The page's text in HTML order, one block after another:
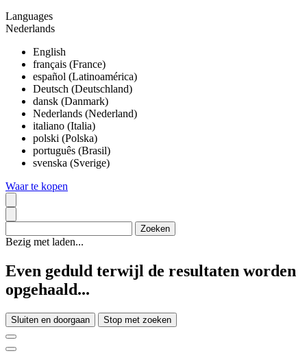
Languages
Nederlands
English
français (France)
español (Latinoamérica)
Deutsch (Deutschland)
dansk (Danmark)
Nederlands (Nederland)
italiano (Italia)
polski (Polska)
português (Brasil)
svenska (Sverige)
Waar te kopen
Bezig met laden...
Even geduld terwijl de resultaten worden
opgehaald...
Sluiten en doorgaan Stop met zoeken